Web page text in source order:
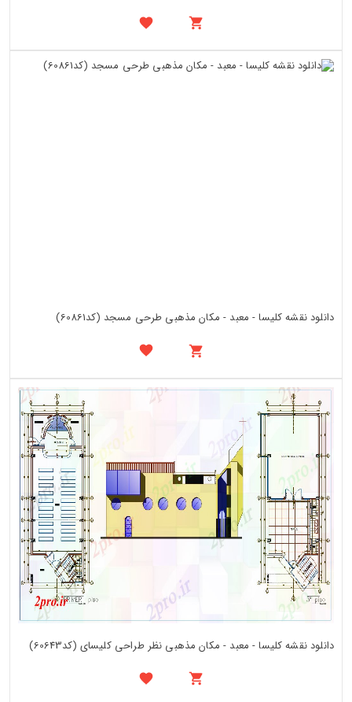
دانلود نقشه کلیسا - معبد - مکان مذهبی طرحی مسجد (کد60861)
دانلود نقشه کلیسا - معبد - مکان مذهبی نظر طراحی کلیسای (کد60643)